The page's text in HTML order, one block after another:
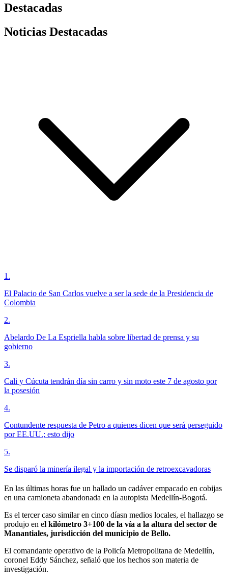
Destacadas
Noticias Destacadas
1 .
El Palacio de San Carlos vuelve a ser la sede de la Presidencia de
Colombia
2.
Abelardo De La Espriella habla sobre libertad de prensa y su
gobierno
3.
Cali y Cúcuta tendrán día sin carro y sin moto este 7 de agosto por
la posesión
4.
Contundente respuesta de Petro a quienes dicen que será perseguido
por EE.UU.; esto dijo
5.
Se disparó la minería ilegal y la importación de retroexcavadoras
En las últimas horas fue un hallado un cadáver empacado en cobijas
en una camioneta abandonada en la autopista Medellín-Bogotá.
Es el tercer caso similar en cinco díasn medios locales, el hallazgo se
produjo en el kilómetro 3+100 de la vía a la altura del sector de
Manantiales, jurisdicción del municipio de Bello.
El comandante operativo de la Policía Metropolitana de Medellín,
coronel Eddy Sánchez, señaló que los hechos son materia de
investigación.